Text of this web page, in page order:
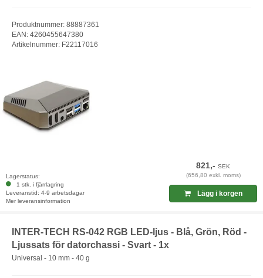
Produktnummer: 88887361
EAN: 4260455647380
Artikelnummer: F22117016
Lagerstatus:
1 stk. i fjärrlagring
Leveranstid: 4-9 arbetsdagar
Mer leveransinformation
821,-SEK
(656,80 exkl. moms)
Lägg i korgen
INTER-TECH RS-042 RGB LED-ljus - Blå, Grön, Röd -
Ljussats för datorchassi - Svart - 1x
Universal - 10 mm - 40 g